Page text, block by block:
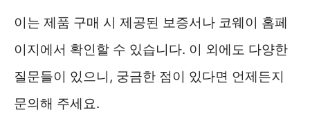
이는 제품 구매 시 제공된 보증서나 코웨이 홈페
이지에서 확인할 수 있습니다. 이 외에도 다양한
질문들이 있으니, 궁금한 점이 있다면 언제든지
문의해 주세요.